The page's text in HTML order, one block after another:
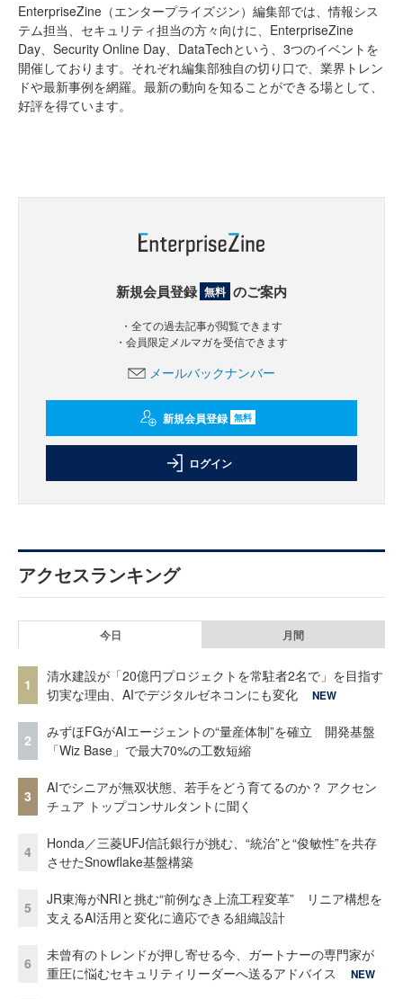
EnterpriseZine（エンタープライズジン）編集部では、情報シス
テム担当、セキュリティ担当の方々向けに、EnterpriseZine
Day、Security Online Day、DataTechという、3つのイベントを
開催しております。それぞれ編集部独自の切り口で、業界トレン
ドや最新事例を網羅。最新の動向を知ることができる場として、
好評を得ています。
新規会員登録 無料 のご案内
・全ての過去記事が閲覧できます
・会員限定メルマガを受信できます
メールバックナンバー
新規会員登録 無料
ログイン
アクセスランキング
今日 月間
1
清水建設が「20億円プロジェクトを常駐者2名で」を目指す
切実な理由、AIでデジタルゼネコンにも変化
NEW
2
みずほFGがAIエージェントの“量産体制”を確立 開発基盤
「Wiz Base」で最大70%の工数短縮
3
AIでシニアが無双状態、若手をどう育てるのか？ アクセン
チュア トップコンサルタントに聞く
4
Honda／三菱UFJ信託銀行が挑む、“統治”と“俊敏性”を共存
させたSnowflake基盤構築
5
JR東海がNRIと挑む“前例なき上流工程変革” リニア構想を
支えるAI活用と変化に適応できる組織設計
6
未曾有のトレンドが押し寄せる今、ガートナーの専門家が
重圧に悩むセキュリティリーダーへ送るアドバイス
NEW